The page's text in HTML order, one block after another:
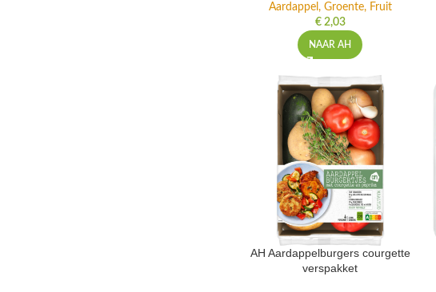
Aardappel, Groente, Fruit
€2,03
NAAR AH
AH Aardappelburgers courgette
verspakket